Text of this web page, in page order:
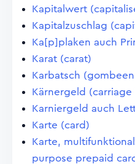
Kapitalwert
Kapitalzuschlag
Ka[p]plaken auch
Karat (carat)
Karbatsch
Kärnergeld (carriage
Karniergeld auch
Karte (card)
Karte,
purpose prepaid